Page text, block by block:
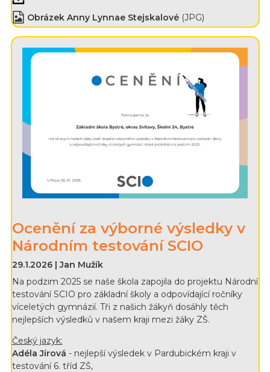
Obrázek Anny Lynnae Stejskalové (JPG)
Ocenění za výborné výsledky v
Národním testování SCIO
29.1.2026 | Jan Mužík
Na podzim 2025 se naše škola zapojila do projektu Národní
testování SCIO pro základní školy a odpovídající ročníky
víceletých gymnázií. Tři z našich žákyň dosáhly těch
nejlepších výsledků v našem kraji mezi žáky ZŠ.
Český jazyk:
Adéla Jírová - nejlepší výsledek v Pardubickém kraji v
testování 6. tříd ZŠ,